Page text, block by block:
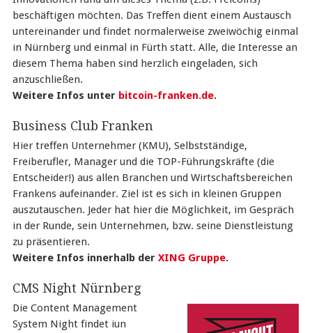
beschäftigen möchten. Das Treffen dient einem Austausch
untereinander und findet normalerweise zweiwöchig einmal
in Nürnberg und einmal in Fürth statt. Alle, die Interesse an
diesem Thema haben sind herzlich eingeladen, sich
anzuschließen.
Weitere Infos unter bitcoin-franken.de.
Business Club Franken
Hier treffen Unternehmer (KMU), Selbstständige,
Freiberufler, Manager und die TOP-Führungskräfte (die
Entscheider!) aus allen Branchen und Wirtschaftsbereichen
Frankens aufeinander. Ziel ist es sich in kleinen Gruppen
auszutauschen. Jeder hat hier die Möglichkeit, im Gespräch
in der Runde, sein Unternehmen, bzw. seine Dienstleistung
zu präsentieren.
Weitere Infos innerhalb der XING Gruppe.
CMS Night Nürnberg
Die Content Management
System Night findet iun